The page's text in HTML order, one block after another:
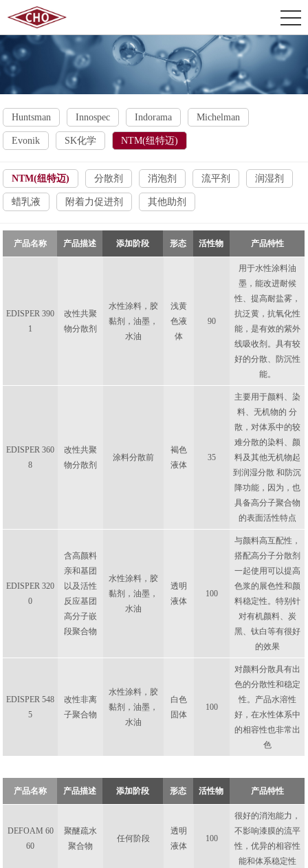
Huntsman Innospec Indorama Michelman
Evonik SK化学 NTM(纽特迈)
NTM(纽特迈) 分散剂 消泡剂 流平剂 润湿剂
蜡乳液 附着力促进剂 其他助剂
产品名称 产品描述 添加阶段 形态 活性物 产品特性
EDISPER 390
1
改性共聚
物分散剂
水性涂料，胶
黏剂，油墨，
水油
浅黄
色液
体
90
用于水性涂料油
墨，能改进耐候
性、提高耐盐雾，
抗泛黄，抗氧化性
能，是有效的紫外
线吸收剂。具有较
好的分散、防沉性
能。
EDISPER 360
8
改性共聚
物分散剂
涂料分散前
褐色
液体
35
主要用于颜料、染
料、无机物的 分
散，对体系中的较
难分散的染料、颜
料及其他无机物起
到润湿分散 和防沉
降功能，因为，也
具备高分子聚合物
的表面活性特点
EDISPER 320
0
含高颜料
亲和基团
以及活性
反应基团
高分子嵌
段聚合物
水性涂料，胶
黏剂，油墨，
水油
透明
液体
100
与颜料高互配性，
搭配高分子分散剂
一起使用可以提高
色浆的展色性和颜
料稳定性。特别针
对有机颜料、炭
黑、钛白等有很好
的效果
EDISPER 548
5
改性非离
子聚合物
水性涂料，胶
黏剂，油墨，
水油
白色
固体
100
对颜料分散具有出
色的分散性和稳定
性。产品水溶性
好，在水性体系中
的相容性也非常出
色
产品名称 产品描述 添加阶段 形态 活性物 产品特性
DEFOAM 60
60
聚醚疏水
聚合物
任何阶段
透明
液体
100
很好的消泡能力，
不影响漆膜的流平
性，优异的相容性
能和体系稳定性